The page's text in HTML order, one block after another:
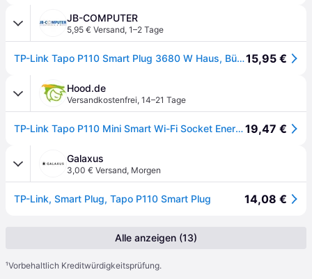
JB-COMPUTER
5,95 € Versand, 1–2 Tage
TP-Link Tapo P110 Smart Plug 3680 W Haus, Büro Weiß15,95 €
Hood.de
Versandkostenfrei, 14–21 Tage
TP-Link Tapo P110 Mini Smart Wi-Fi Socket Energy Monitoring19,47 €
Galaxus
3,00 € Versand, Morgen
TP-Link, Smart Plug, Tapo P110 Smart Plug 14,08 €
Alle anzeigen (13)
¹Vorbehaltlich Kreditwürdigkeitsprüfung.